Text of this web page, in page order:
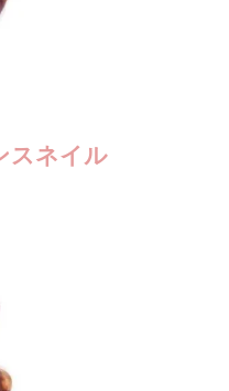
スネイル